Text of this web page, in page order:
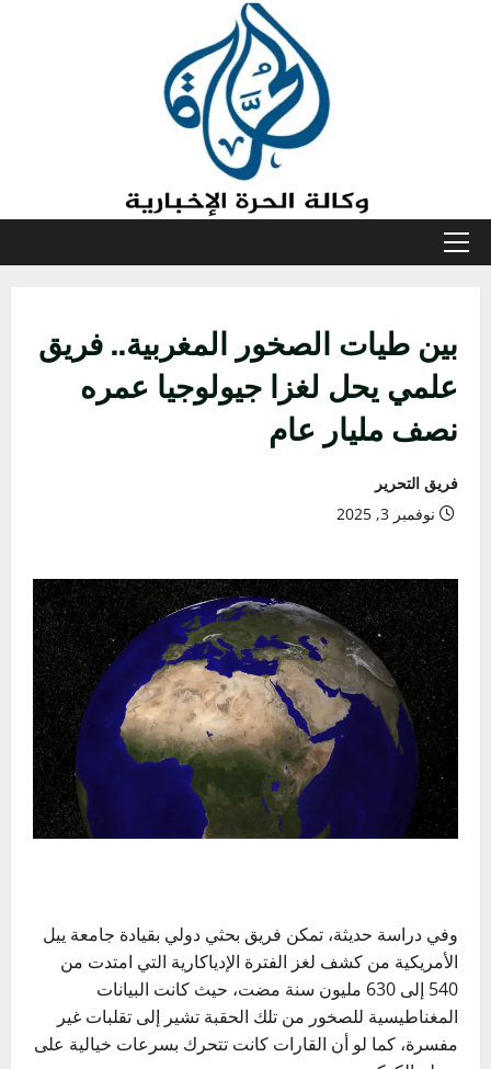
القائمة
بين طيات الصخور المغربية.. فريق
علمي يحل لغزا جيولوجيا عمره
نصف مليار عام
فريق التحرير
نوفمبر 3, 2025
وفي دراسة حديثة، تمكن فريق بحثي دولي بقيادة جامعة ييل
الأمريكية من كشف لغز الفترة الإدياكارية التي امتدت من
540 إلى 630 مليون سنة مضت، حيث كانت البيانات
المغناطيسية للصخور من تلك الحقبة تشير إلى تقلبات غير
مفسرة، كما لو أن القارات كانت تتحرك بسرعات خيالية على